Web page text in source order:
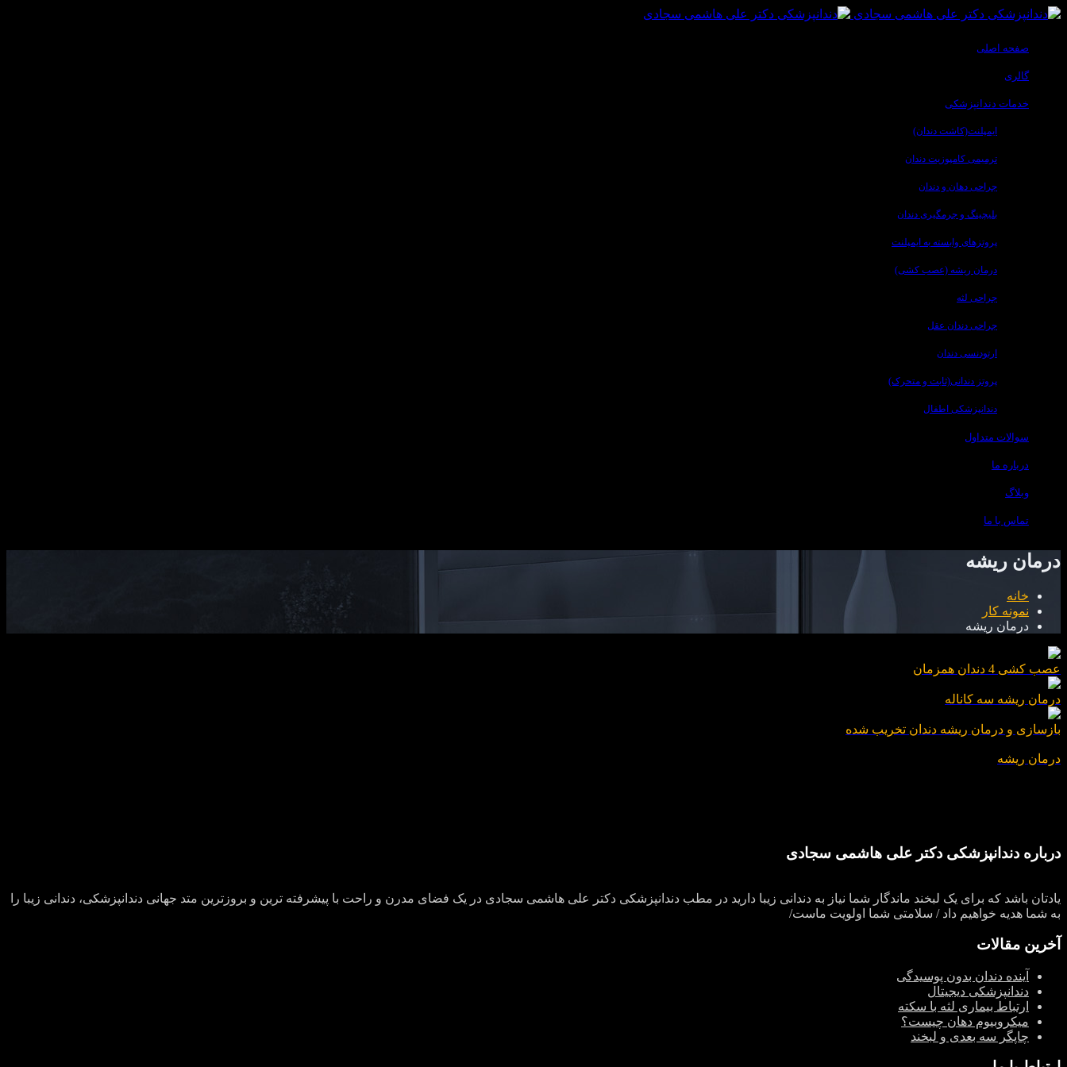
صفحه اصلی
گالری
خدمات دندانپزشکی
ایمپلنت(کاشت دندان)
ترمیمی کامپوزیت دندان
جراحی دهان و دندان
بلیچینگ و جرمگیری دندان
پروتزهای وابسته به ایمپلنت
درمان ریشه (عصب کشی)
جراحی لثه
جراحی دندان عقل
ارتودنسی دندان
پروتز دندانی(ثابت و متحرک)
دندانپزشکی اطفال
سوالات متداول
درباره ما
وبلاگ
تماس با ما
درمان ریشه
خانه
نمونه کار
درمان ریشه
عصب کشی 4 دندان همزمان
درمان ریشه سه کاناله
بازسازی و درمان ریشه دندان تخریب شده
درمان ریشه
درباره دندانپزشکی دکتر علی هاشمی سجادی
یادتان باشد که برای یک لبخند ماندگار شما نیاز به دندانی زیبا دارید در مطب دندانپزشکی دکتر علی هاشمی سجادی در یک فضای مدرن و راحت با پیشرفته ترین و بروزترین متد جهانی دندانپزشکی، دندانی زیبا را
به شما هدیه خواهیم داد / سلامتی شما اولویت ماست/
آخرین مقالات
آینده دندان بدون پوسیدگی
دندانپزشکی دیجیتال
ارتباط بیماری لثه با سکته
میکروبیوم دهان چیست؟
چاپگر سه‌ بعدی و لبخند